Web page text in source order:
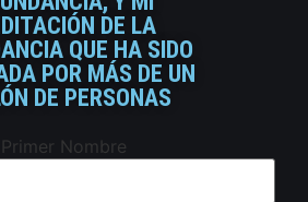
DE LA
QUE HA SIDO
POR MÁS DE UN
DE PERSONAS
Primer Nombre